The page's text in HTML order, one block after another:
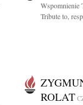
Wspomnienie
Tribute to,
ROLAT